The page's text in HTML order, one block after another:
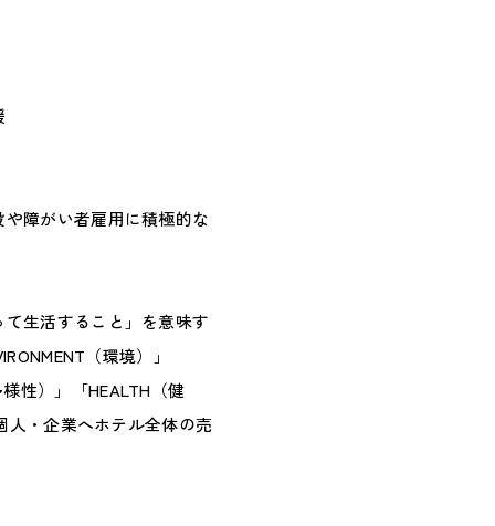
障がい者雇用に積極的な
生活すること」を意味す
（環境）」
様性）」「HEALTH（健
人・企業へホテル全体の売